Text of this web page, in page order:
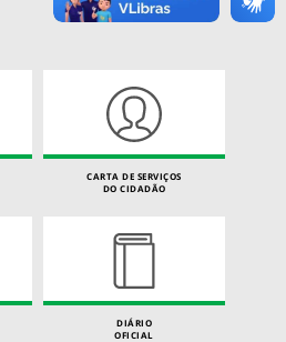
CARTA DE SERVIÇOS
DO CIDADÃO
DIÁRIO
OFICIAL